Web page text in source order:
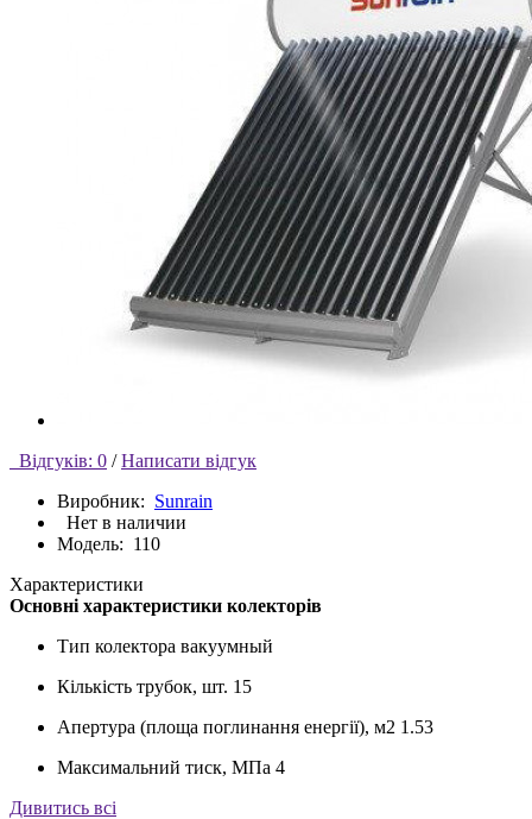
Відгуків: 0 / Написати відгук
Виробник: Sunrain
Нет в наличии
Модель: 110
Характеристики
Основні характеристики колекторів
Тип колектора вакуумный
Кількість трубок, шт. 15
Апертура (площа поглинання енергії), м2 1.53
Максимальний тиск, МПа 4
Дивитись всі